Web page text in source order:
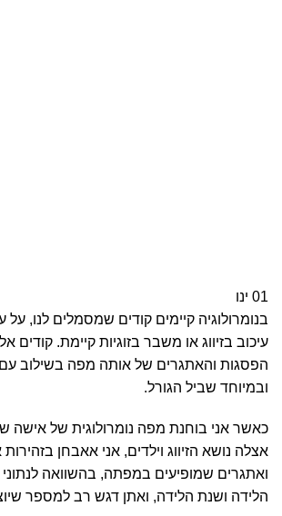
01 ינו
בנומרולוגיה קיימים קודים שמסמלים לנו,
עיכוב בזיווג או משבר בזוגיות קיימת. קודים
הפסגות והאתגרים של אותה מפה בשילוב
ובמיוחד שביל הגורל.
כאשר אני בוחנת מפה נומרולוגית של אישה
אצלה נושא הזיווג וילדים, אני אאבחן
ואתגרים שמופיעים במפתה, בהשוואה
הלידה ושנת הלידה, ואתן דגש רב למספר